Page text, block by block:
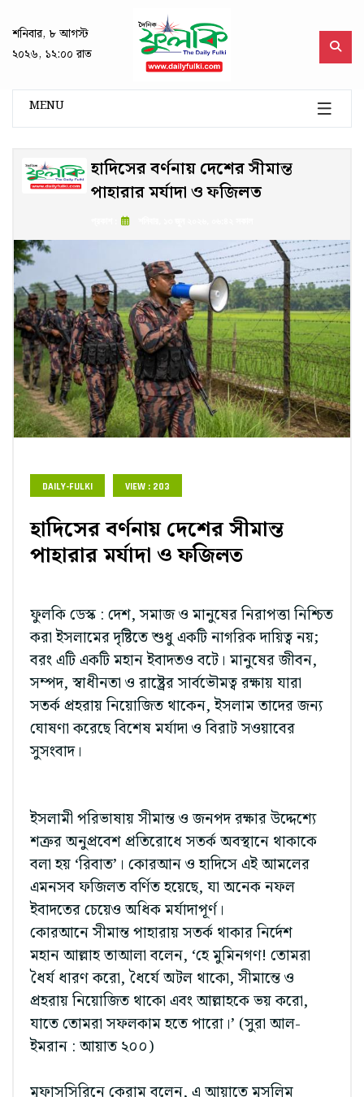
শনিবার, ৮ আগস্ট
২০২৬, ১২:০০ রাত
MENU
হাদিসের বর্ণনায় দেশের সীমান্ত
পাহারার মর্যাদা ও ফজিলত
DAILY-FULKI VIEW : 203
হাদিসের বর্ণনায় দেশের সীমান্ত
পাহারার মর্যাদা ও ফজিলত
ফুলকি ডেস্ক : দেশ, সমাজ ও মানুষের নিরাপত্তা নিশ্চিত
করা ইসলামের দৃষ্টিতে শুধু একটি নাগরিক দায়িত্ব নয়;
বরং এটি একটি মহান ইবাদতও বটে। মানুষের জীবন,
সম্পদ, স্বাধীনতা ও রাষ্ট্রের সার্বভৌমত্ব রক্ষায় যারা
সতর্ক প্রহরায় নিয়োজিত থাকেন, ইসলাম তাদের জন্য
ঘোষণা করেছে বিশেষ মর্যাদা ও বিরাট সওয়াবের
সুসংবাদ।
ইসলামী পরিভাষায় সীমান্ত ও জনপদ রক্ষার উদ্দেশ্যে
শত্রুর অনুপ্রবেশ প্রতিরোধে সতর্ক অবস্থানে থাকাকে
বলা হয় ‘রিবাত’। কোরআন ও হাদিসে এই আমলের
এমনসব ফজিলত বর্ণিত হয়েছে, যা অনেক নফল
ইবাদতের চেয়েও অধিক মর্যাদাপূর্ণ।
কোরআনে সীমান্ত পাহারায় সতর্ক থাকার নির্দেশ
মহান আল্লাহ তাআলা বলেন, ‘হে মুমিনগণ! তোমরা
ধৈর্য ধারণ করো, ধৈর্যে অটল থাকো, সীমান্তে ও
প্রহরায় নিয়োজিত থাকো এবং আল্লাহকে ভয় করো,
যাতে তোমরা সফলকাম হতে পারো।’ (সুরা আল-
ইমরান : আয়াত ২০০)